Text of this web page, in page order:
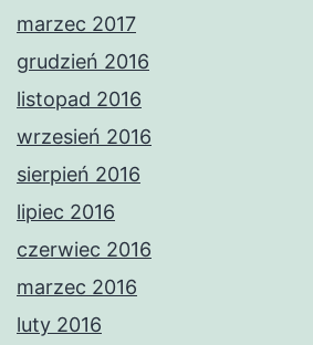
marzec 2017
grudzień 2016
listopad 2016
wrzesień 2016
sierpień 2016
lipiec 2016
czerwiec 2016
marzec 2016
luty 2016